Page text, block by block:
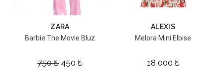
ZARA
Barbie The Movie Bluz
750₺ 450 ₺
ALEXIS
Melora Mini Elbise
18,000 ₺